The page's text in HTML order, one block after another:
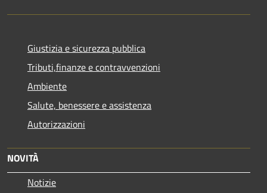
Giustizia e sicurezza pubblica
Tributi,finanze e contravvenzioni
Ambiente
Salute, benessere e assistenza
Autorizzazioni
NOVITÀ
Notizie